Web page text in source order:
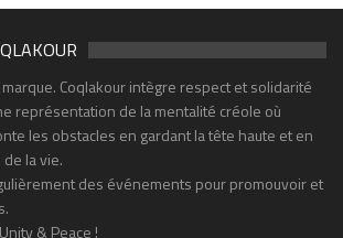
Coqlakour intègre respect et solidarité
représentation de la mentalité créole où
les obstacles en gardant la tête haute et en
la vie.
des événements pour promouvoir et
& Peace !